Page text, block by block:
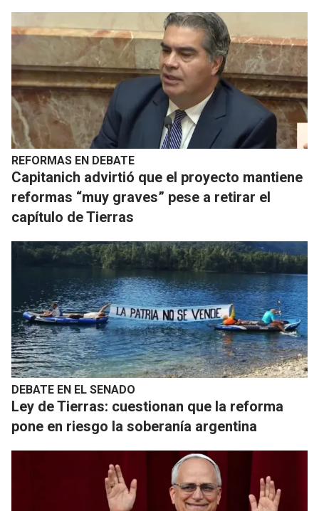
REFORMAS EN DEBATE
Capitanich advirtió que el proyecto mantiene
reformas “muy graves” pese a retirar el
capítulo de Tierras
DEBATE EN EL SENADO
Ley de Tierras: cuestionan que la reforma
pone en riesgo la soberanía argentina